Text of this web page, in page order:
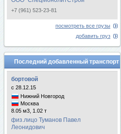
+7 (961) 523-23-81
посмотреть все грузы
добавить груз
Последний добавленный транспорт
бортовой
с 28.12.15
Нижний Новгород
Москва
8.05 м3, 1.02 т
физ.лицо Туманов Павел
Леонидович